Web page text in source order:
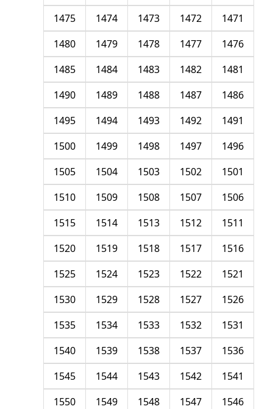
1471
1472
1473
1474
1475
1476
1477
1478
1479
1480
1481
1482
1483
1484
1485
1486
1487
1488
1489
1490
1491
1492
1493
1494
1495
1496
1497
1498
1499
1500
1501
1502
1503
1504
1505
1506
1507
1508
1509
1510
1511
1512
1513
1514
1515
1516
1517
1518
1519
1520
1521
1522
1523
1524
1525
1526
1527
1528
1529
1530
1531
1532
1533
1534
1535
1536
1537
1538
1539
1540
1541
1542
1543
1544
1545
1546
1547
1548
1549
1550